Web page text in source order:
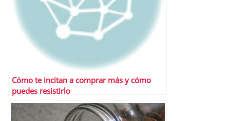
Cómo te incitan a comprar más y cómo
puedes resistirlo